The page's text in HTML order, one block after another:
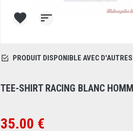
PRODUIT DISPONIBLE AVEC
TEE-SHIRT RACING BLANC
35.00 €